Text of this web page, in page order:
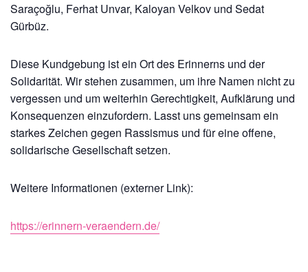
Saraçoğlu, Ferhat Unvar, Kaloyan Velkov und Sedat
Gürbüz.
Diese Kundgebung ist ein Ort des Erinnerns und der
Solidarität. Wir stehen zusammen, um ihre Namen nicht zu
vergessen und um weiterhin Gerechtigkeit, Aufklärung und
Konsequenzen einzufordern. Lasst uns gemeinsam ein
starkes Zeichen gegen Rassismus und für eine offene,
solidarische Gesellschaft setzen.
Weitere Informationen (externer Link):
https://erinnern-veraendern.de/